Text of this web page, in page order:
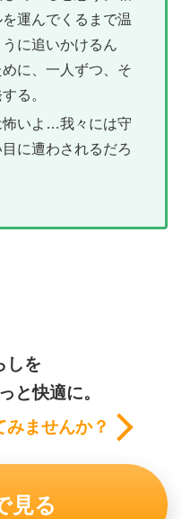
運んでくるまで温
に追いかけるん
に、一人ずつ、そ
る。
怖いよ…我々には守
に遭わされるだろ
しを
と快適に。
ませんか？
見る